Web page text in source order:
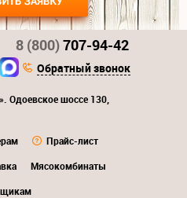
Одоевское шоссе 130,
Прайс-лист
Мясокомбинаты
8 (800)707-94-42
Обратный звонок